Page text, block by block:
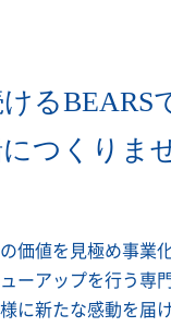
るBEARS
つくりま
価値を見極め事業
ーアップを行う専
に新たな感動を届